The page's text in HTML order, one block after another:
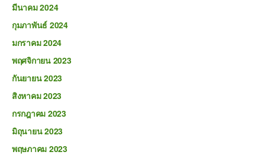
มีนาคม 2024
กุมภาพันธ์ 2024
มกราคม 2024
พฤศจิกายน 2023
กันยายน 2023
สิงหาคม 2023
กรกฎาคม 2023
มิถุนายน 2023
พฤษภาคม 2023